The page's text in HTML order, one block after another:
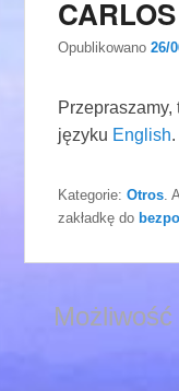
Opublikowano26/
języku English.
Kategorie:Otros .
zakładkę do